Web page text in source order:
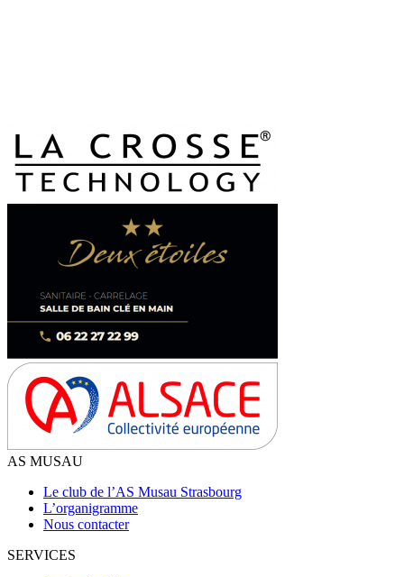
AS MUSAU
Le club de l’AS Musau Strasbourg
L’organigramme
Nous contacter
SERVICES